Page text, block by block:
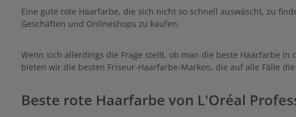
Eine gute rote Haarfarbe, die sich nicht so schnell auswäscht, zu
Geschäften und Onlineshops zu kaufen.
Wenn sich allerdings die Frage stellt, ob man die beste Haarfarbe
bieten wir die besten Friseur-Haarfarbe-Marken, die auf alle Fälle
Beste rote Haarfarbe von L'Oréal